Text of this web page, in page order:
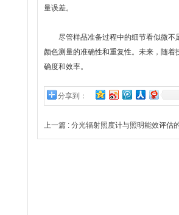
量误差。
尽管样品准备过程中的细节看似微不
颜色测量的准确性和重复性。未来，随
确度和效率。
分享到：
上一篇 : 分光辐射照度计与照明能效评估